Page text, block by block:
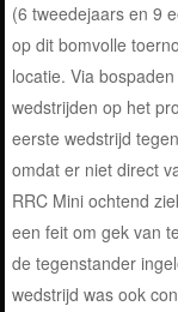
(6 tweedejaars en 9
op dit bomvolle
locatie. Via
wedstrijden op het
eerste wedstrijd
omdat er niet direct
RRC Mini ochtend
een feit om gek van
de tegenstander
wedstrijd was ook